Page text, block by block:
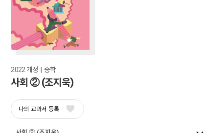
2022 개정  |  중학
사회 ② (조지욱)
나의 교과서 등록